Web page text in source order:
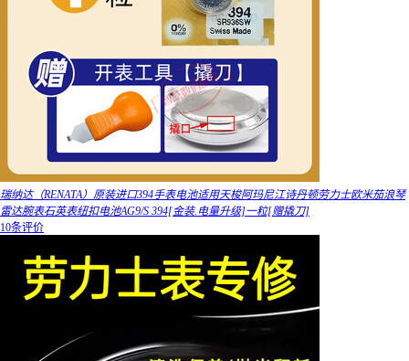
瑞纳达（RENATA）原装进口394手表电池适用天梭阿玛尼江诗丹顿劳力士欧米茄浪琴
雷达腕表石英表纽扣电池AG9/S 394[金装.电量升级]一粒[赠撬刀]
10条评价